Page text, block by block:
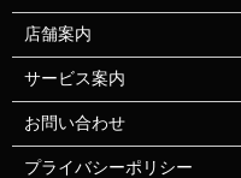
店舗案内
サービス案内
お問い合わせ
プライバシーポリシー